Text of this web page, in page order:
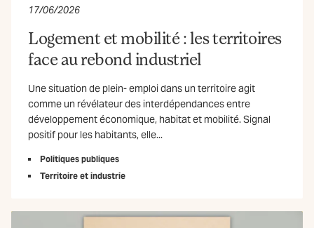
17/06/2026
Logement et mobilité : les territoires
face au rebond industriel
Une situation de plein- emploi dans un territoire agit
comme un révélateur des interdépendances entre
développement économique, habitat et mobilité. Signal
positif pour les habitants, elle...
Politiques publiques
Territoire et industrie